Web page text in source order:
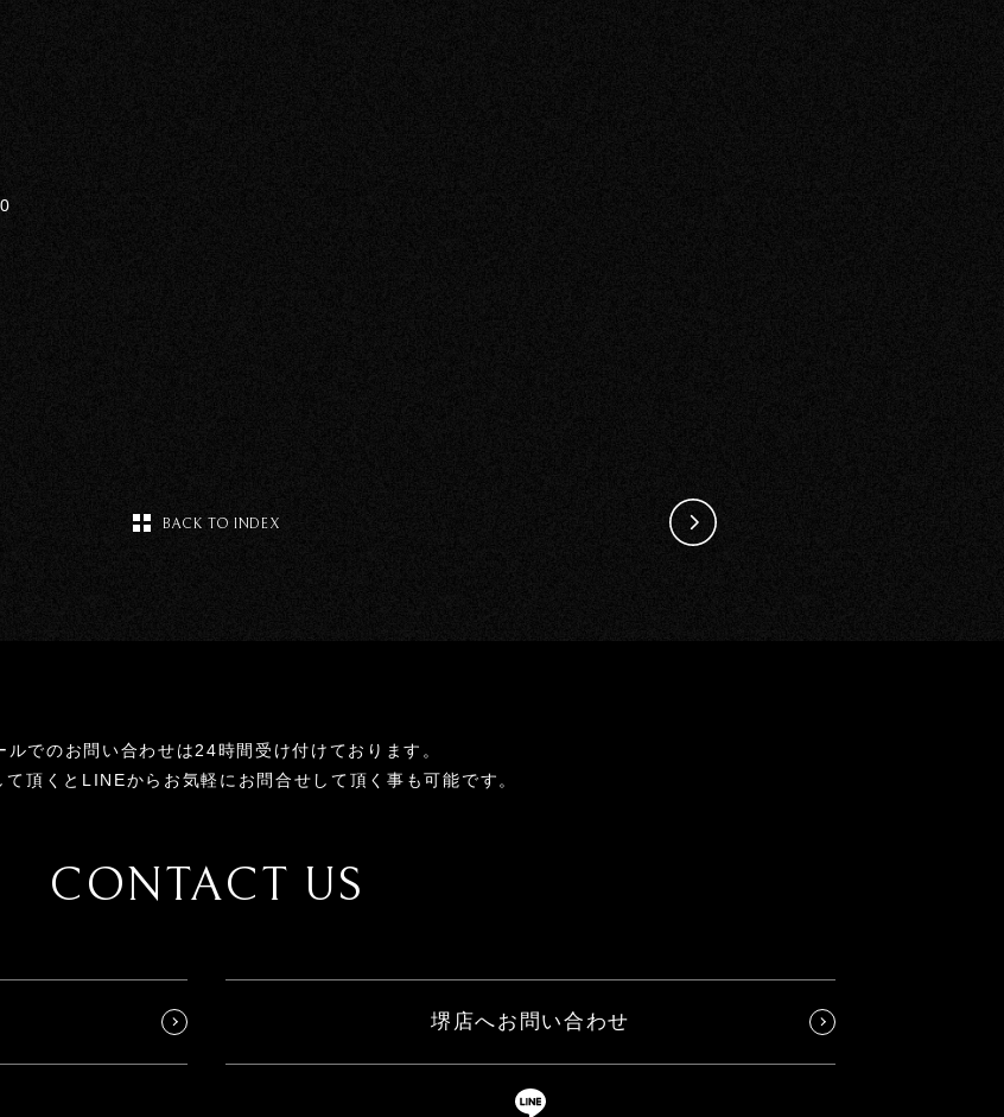
BACK TO INDEX
ルでのお問い合わせは24時間受け付けております。
て頂くとLINEからお気軽にお問合せして頂く事も可能です。
CONTACT US
堺店へお問い合わせ